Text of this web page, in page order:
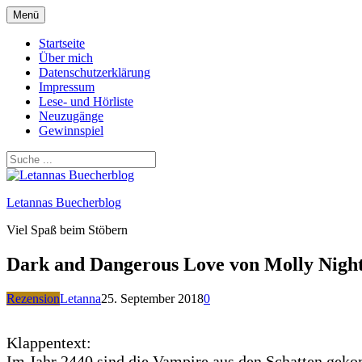
Zum
Inhalt
springen
Menü
Startseite
Über mich
Datenschutzerklärung
Impressum
Lese- und Hörliste
Neuzugänge
Gewinnspiel
Letannas Buecherblog
Viel Spaß beim Stöbern
Dark and Dangerous Love von Molly
RezensionLetanna25. September 20180
Klappentext: